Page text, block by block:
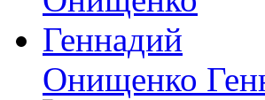
Онищенко